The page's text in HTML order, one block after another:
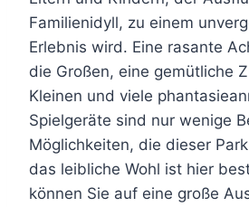
Familienidyll, zu einem
Erlebnis wird. Eine rasante
die Großen, eine gemütliche
Kleinen und viele
Spielgeräte sind nur wenige
Möglichkeiten, die dieser
das leibliche Wohl ist hier
können Sie auf eine große